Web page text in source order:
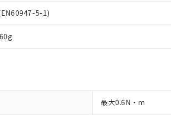
5-1)
最大0.6N・m